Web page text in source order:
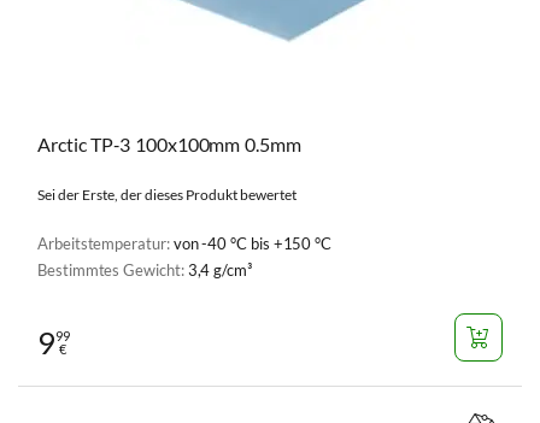
Arctic TP‑3 100x100mm 0.5mm
Sei der Erste, der dieses Produkt bewertet
Arbeitstemperatur:von -40 °C bis +150 °C
Bestimmtes Gewicht:3,4 g/cm³
999
€